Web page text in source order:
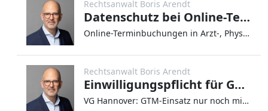
Rechtsanwalt Boris Arendt
Datenschutz bei Online-Terminbuchung in Heilberufspraxen
Online-Terminbuchungen in Arzt-, Physiotherapie- oder Psychotherapiepraxen bieten Komfort, werfen jedoch datenschutzrech
Rechtsanwalt Boris Arendt
Einwilligungspflicht für Google Tag Manager: Was jetzt bei Consent-Bannern zählt
VG Hannover: GTM-Einsatz nur noch mit echtem Opt-inDas Verwaltungsgericht Hannover hat im März 2025 entschieden, da